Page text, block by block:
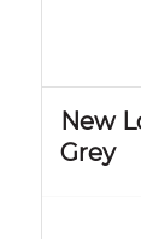
New
Grey